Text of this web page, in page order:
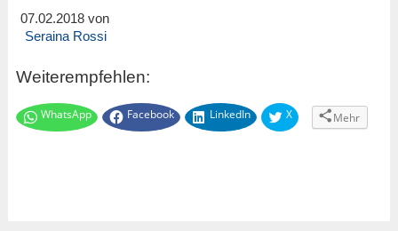
07.02.2018 von
Seraina Rossi
Weiterempfehlen:
WhatsApp Facebook LinkedIn X Mehr